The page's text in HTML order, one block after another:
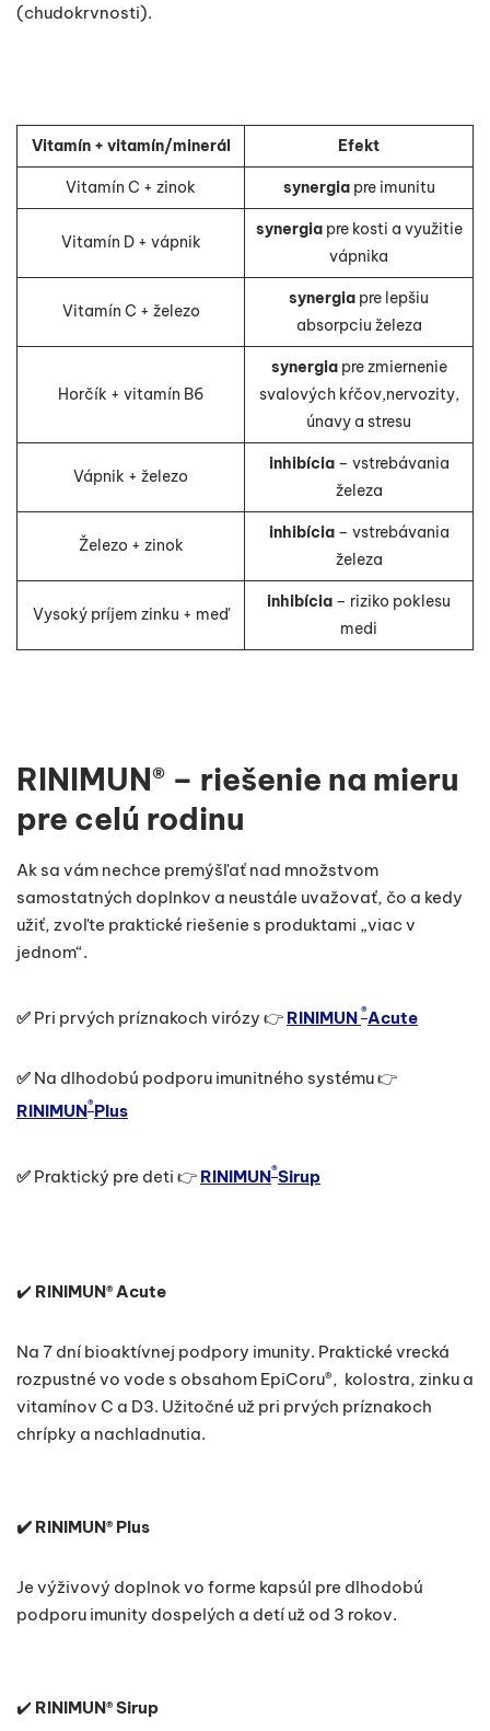
(chudokrvnosti).
Vitamín + vitamín/minerál Efekt
Vitamín C + zinok synergiapre imunitu
Vitamín D + vápnik
synergiapre kosti a využitie
vápnika
Vitamín C + železo
synergia pre lepšiu
absorpciu železa
Horčík + vitamín B6
synergiapre zmiernenie
svalových kŕčov,nervozity,
únavy a stresu
Vápnik + železo
inhibícia– vstrebávania
železa
Železo + zinok
inhibícia– vstrebávania
železa
Vysoký príjem zinku + meď
inhibícia – riziko poklesu
medi
RINIMUN® – riešenie na mieru
pre celú rodinu
Ak sa vám nechce premýšľať nad množstvom
samostatných doplnkov a neustále uvažovať, čo a kedy
užiť, zvoľte praktické riešenie s produktami „viac v
jednom“.
✅ Pri prvých príznakoch virózy 👉 RINIMUN®Acute
✅ Na dlhodobú podporu imunitného systému 👉
RINIMUN®Plus
✅ Praktický pre deti 👉 RINIMUN®Sirup
✔️ RINIMUN® Acute
Na 7 dní bioaktívnej podpory imunity. Praktické vrecká
rozpustné vo vode s obsahom EpiCoru®, kolostra, zinku a
vitamínov C a D3. Užitočné už pri prvých príznakoch
chrípky a nachladnutia.
✔️ RINIMUN® Plus
Je výživový doplnok vo forme kapsúl pre dlhodobú
podporu imunity dospelých a detí už od 3 rokov.
✔️ RINIMUN® Sirup